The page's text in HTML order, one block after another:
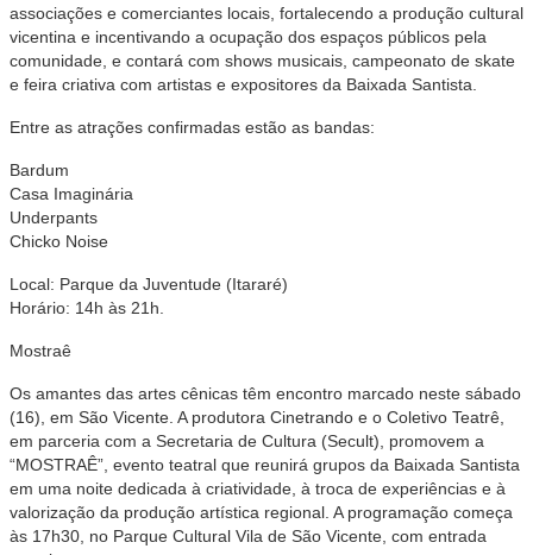
associações e comerciantes locais, fortalecendo a produção cultural
vicentina e incentivando a ocupação dos espaços públicos pela
comunidade, e contará com shows musicais, campeonato de skate
e feira criativa com artistas e expositores da Baixada Santista.
Entre as atrações confirmadas estão as bandas:
Bardum
Casa Imaginária
Underpants
Chicko Noise
Local: Parque da Juventude (Itararé)
Horário: 14h às 21h.
Mostraê
Os amantes das artes cênicas têm encontro marcado neste sábado
(16), em São Vicente. A produtora Cinetrando e o Coletivo Teatrê,
em parceria com a Secretaria de Cultura (Secult), promovem a
“MOSTRAÊ”, evento teatral que reunirá grupos da Baixada Santista
em uma noite dedicada à criatividade, à troca de experiências e à
valorização da produção artística regional. A programação começa
às 17h30, no Parque Cultural Vila de São Vicente, com entrada